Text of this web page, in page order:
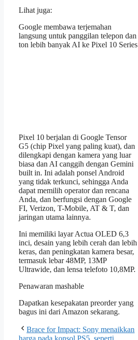
Lihat juga:
Google membawa terjemahan
langsung untuk panggilan telepon dan
ton lebih banyak AI ke Pixel 10 Series
Pixel 10 berjalan di Google Tensor
G5 (chip Pixel yang paling kuat), dan
dilengkapi dengan kamera yang luar
biasa dan AI canggih dengan Gemini
built in. Ini adalah ponsel Android
yang tidak terkunci, sehingga Anda
dapat memilih operator dan rencana
Anda, dan berfungsi dengan Google
FI, Verizon, T-Mobile, AT & T, dan
jaringan utama lainnya.
Ini memiliki layar Actua OLED 6,3
inci, desain yang lebih cerah dan lebih
keras, dan peningkatan kamera besar,
termasuk lebar 48MP, 13MP
Ultrawide, dan lensa telefoto 10,8MP.
Penawaran mashable
Dapatkan kesepakatan preorder yang
bagus ini dari Amazon sekarang.
Brace for Impact: Sony menaikkan